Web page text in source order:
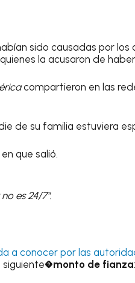
sido causadas por
la acusaron de
compartieron en las
de su familia estuviera
que salió.
es 24/7".
a conocer por las
siguiente�monto de fianza: